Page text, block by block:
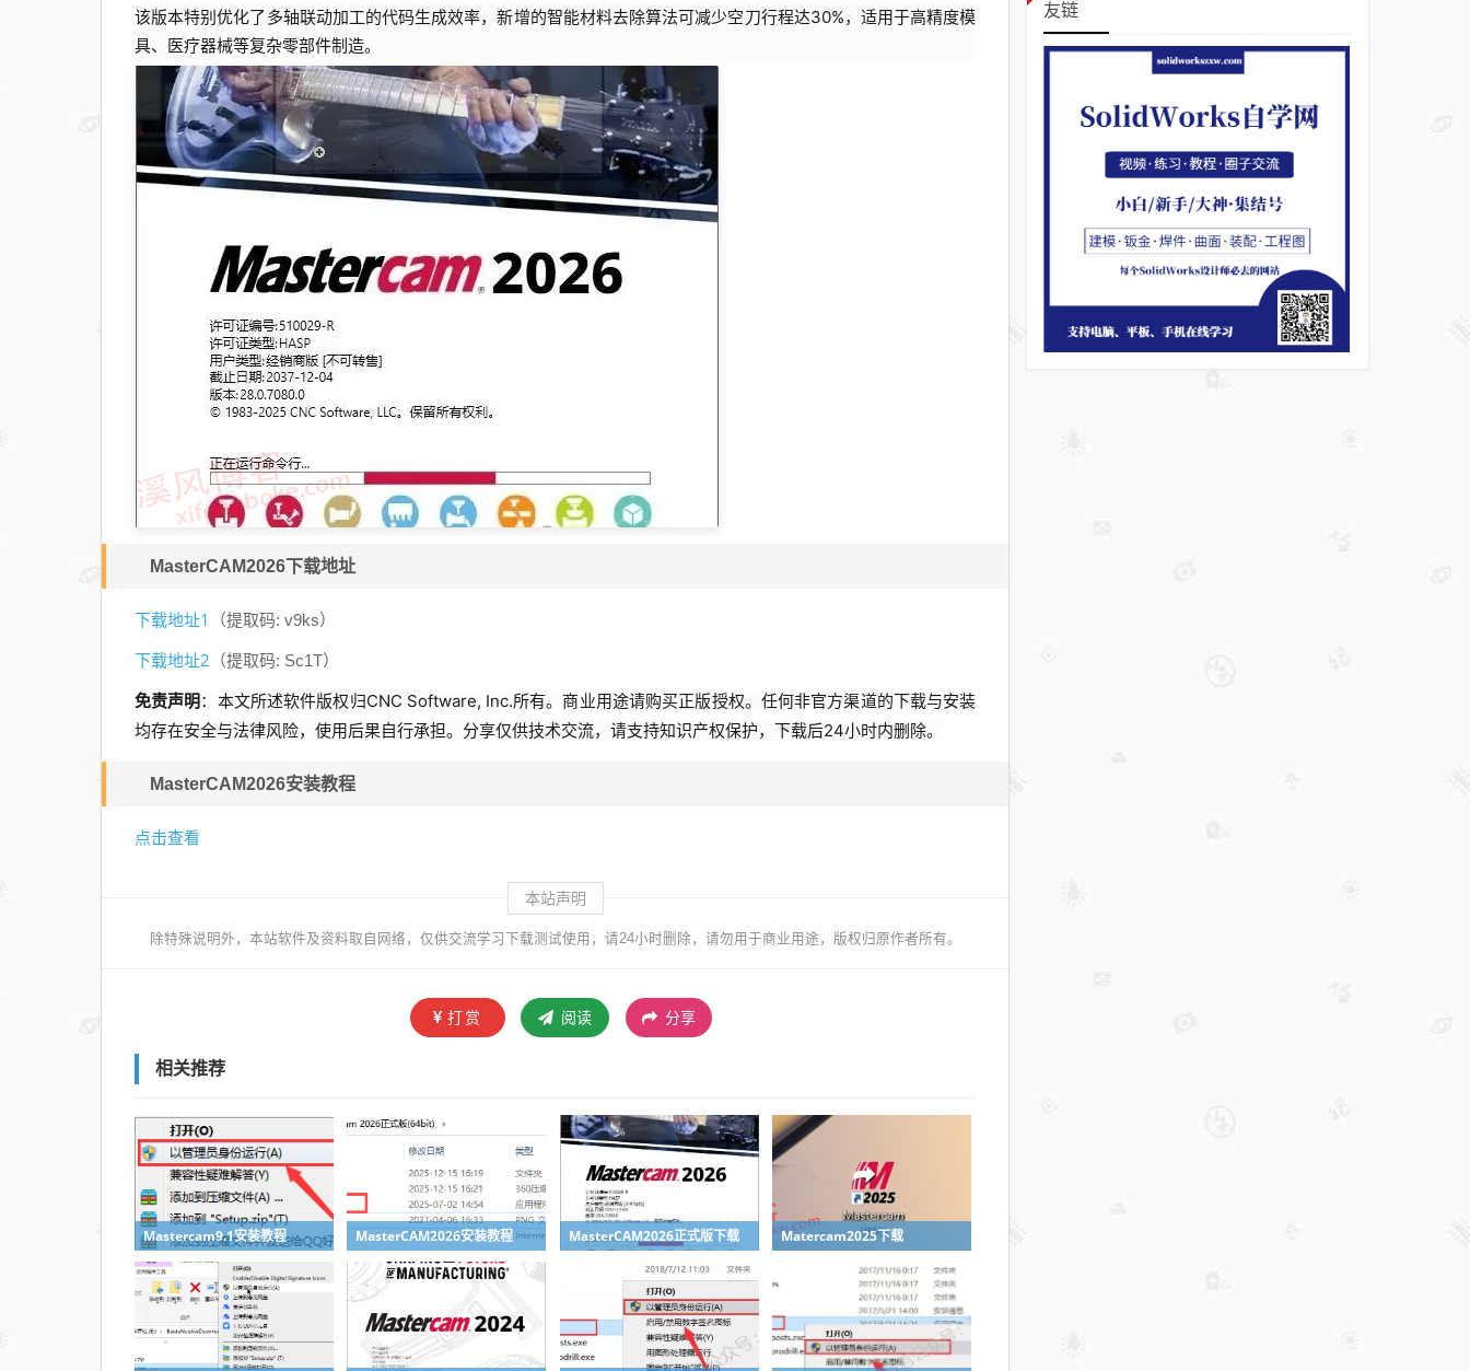
该版本特别优化了多轴联动加工的代码生成效率，新增的智能材料去除算法可减少空刀行程达30%，适用于高精度模
具、医疗器械等复杂零部件制造。
MasterCAM2026下载地址
下载地址1 （提取码: v9ks）
下载地址2 （提取码: Sc1T）
免责声明：本文所述软件版权归CNC Software, Inc.所有。商业用途请购买正版授权。任何非官方渠道的下载与安装
均存在安全与法律风险，使用后果自行承担。分享仅供技术交流，请支持知识产权保护，下载后24小时内删除。
MasterCAM2026安装教程
点击查看
本站声明
除特殊说明外，本站软件及资料取自网络，仅供交流学习下载测试使用，请24小时删除，请勿用于商业用途，版权归原作者所有。
打赏 阅读 分享
相关推荐
Mastercam9.1安装教程 MasterCAM2026安装教程 MasterCAM2026正式版下载 Matercam2025下载
友链